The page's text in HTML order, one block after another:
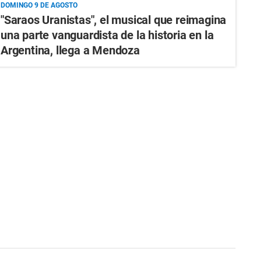
DOMINGO 9 DE AGOSTO
"Saraos Uranistas", el musical que reimagina
una parte vanguardista de la historia en la
Argentina, llega a Mendoza